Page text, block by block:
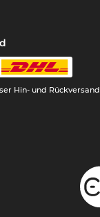
Hin- und Rückversand